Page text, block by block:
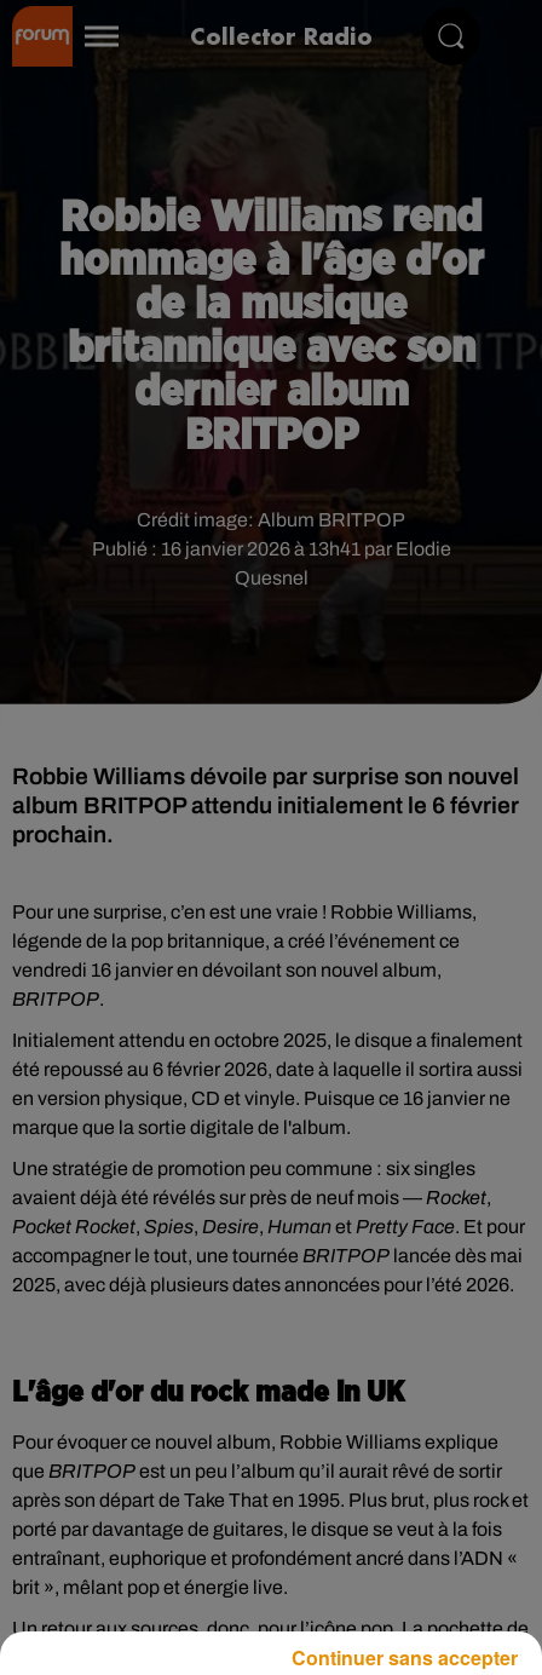
Collector Radio
Robbie Williams rend
hommage à l'âge d'or
de la musique
britannique avec son
dernier album
BRITPOP
Publié : 16 janvier 2026 à 13h41 par Elodie
Quesnel
Crédit image: Album BRITPOP
Robbie Williams dévoile par surprise son nouvel
album BRITPOP attendu initialement le 6 février
prochain.
Pour une surprise, c’en est une vraie ! Robbie Williams,
légende de la pop britannique, a créé l’événement ce
vendredi 16 janvier en dévoilant son nouvel album,
BRITPOP.
Initialement attendu en octobre 2025, le disque a finalement
été repoussé au 6 février 2026, date à laquelle il sortira aussi
en version physique, CD et vinyle. Puisque ce 16 janvier ne
marque que la sortie digitale de l'album.
Une stratégie de promotion peu commune : six singles
avaient déjà été révélés sur près de neuf mois — Rocket,
Pocket Rocket, Spies, Desire, Humanet Pretty Face. Et pour
accompagner le tout, une tournée BRITPOP lancée dès mai
2025, avec déjà plusieurs dates annoncées pour l’été 2026.
L'âge d'or du rock made in UK
Pour évoquer ce nouvel album, Robbie Williams explique
que BRITPOPest un peu l’album qu’il aurait rêvé de sortir
après son départ de Take That en 1995. Plus brut, plus rock et
porté par davantage de guitares, le disque se veut à la fois
entraînant, euphorique et profondément ancré dans l’ADN «
brit », mêlant pop et énergie live.
Un retour aux sources, donc, pour l’icône pop. La pochette de
l’album fait écho à cet héritage : une peinture représentant
Continuer sans accepter